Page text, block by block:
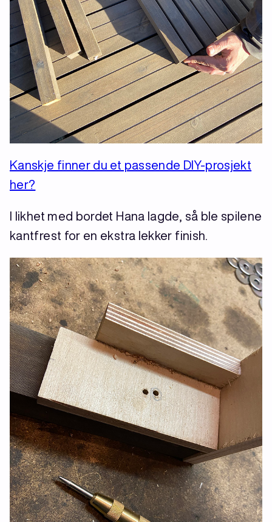
Kanskje finner du et passende DIY-prosjekt
her?
I likhet med bordet Hana lagde, så ble spilene
kantfrest for en ekstra lekker finish.